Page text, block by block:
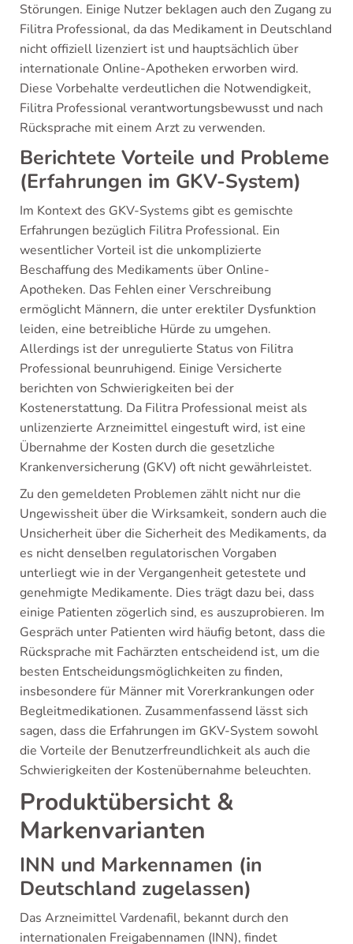
Störungen. Einige Nutzer beklagen auch den Zugang zu
Filitra Professional, da das Medikament in Deutschland
nicht offiziell lizenziert ist und hauptsächlich über
internationale Online-Apotheken erworben wird.
Diese Vorbehalte verdeutlichen die Notwendigkeit,
Filitra Professional verantwortungsbewusst und nach
Rücksprache mit einem Arzt zu verwenden.
Berichtete Vorteile und Probleme
(Erfahrungen im GKV-System)
Im Kontext des GKV-Systems gibt es gemischte
Erfahrungen bezüglich Filitra Professional. Ein
wesentlicher Vorteil ist die unkomplizierte
Beschaffung des Medikaments über Online-
Apotheken. Das Fehlen einer Verschreibung
ermöglicht Männern, die unter erektiler Dysfunktion
leiden, eine betreibliche Hürde zu umgehen.
Allerdings ist der unregulierte Status von Filitra
Professional beunruhigend. Einige Versicherte
berichten von Schwierigkeiten bei der
Kostenerstattung. Da Filitra Professional meist als
unlizenzierte Arzneimittel eingestuft wird, ist eine
Übernahme der Kosten durch die gesetzliche
Krankenversicherung (GKV) oft nicht gewährleistet.
Zu den gemeldeten Problemen zählt nicht nur die
Ungewissheit über die Wirksamkeit, sondern auch die
Unsicherheit über die Sicherheit des Medikaments, da
es nicht denselben regulatorischen Vorgaben
unterliegt wie in der Vergangenheit getestete und
genehmigte Medikamente. Dies trägt dazu bei, dass
einige Patienten zögerlich sind, es auszuprobieren. Im
Gespräch unter Patienten wird häufig betont, dass die
Rücksprache mit Fachärzten entscheidend ist, um die
besten Entscheidungsmöglichkeiten zu finden,
insbesondere für Männer mit Vorerkrankungen oder
Begleitmedikationen. Zusammenfassend lässt sich
sagen, dass die Erfahrungen im GKV-System sowohl
die Vorteile der Benutzerfreundlichkeit als auch die
Schwierigkeiten der Kostenübernahme beleuchten.
Produktübersicht &
Markenvarianten
INN und Markennamen (in
Deutschland zugelassen)
Das Arzneimittel Vardenafil, bekannt durch den
internationalen Freigabennamen (INN), findet